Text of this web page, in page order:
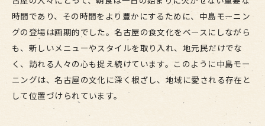
時間であり、その時間をより豊かにするために、中島モーニン
グの登場は画期的でした。名古屋の食文化をベースにしながら
も、新しいメニューやスタイルを取り入れ、地元民だけでな
く、訪れる人々の心も捉え続けています。このように中島モー
ニングは、名古屋の文化に深く根ざし、地域に愛される存在と
して位置づけられています。